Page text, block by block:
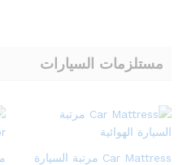
مستلزمات السيارات
Car Mattress مرتبة السيارة